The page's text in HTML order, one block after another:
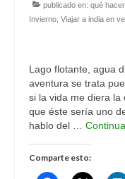
publicado en: qué
Invierno Viajar a india en
Lago flotante, agua
aventura se trata
si la vida me diera
que éste sería uno
hablo del …
Comparte esto: